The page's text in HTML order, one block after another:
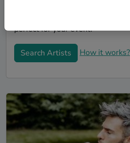
SofaConcerts platform, you'll
engaging, unique Coverbands
perfect for your event.
Search Artists How it works?